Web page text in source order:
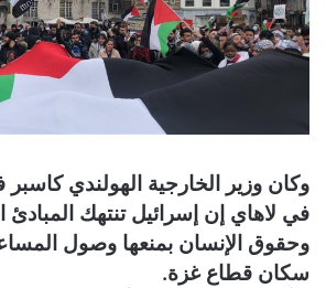
وكان وزير الخارجية الهولندي
في لاهاي إن إسرائيل تنتهك المبادئ
وحقوق الإنسان بمنعها وصول
سكان قطاع غزة.